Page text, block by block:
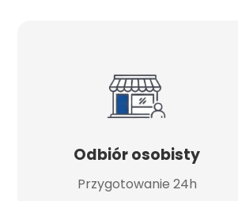
Odbiór osobisty
Przygotowanie 24h